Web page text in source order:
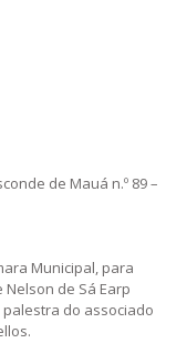
de Mauá n.º 89 –
Municipal, para
de Sá Earp
palestra do associado